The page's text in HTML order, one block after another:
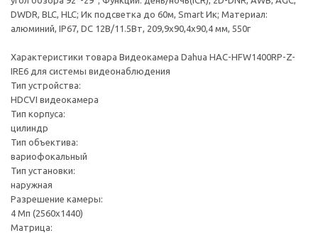
DWDR, BLC, HLC; Ик подсветка до 60м, Smart Ик; Материал:
алюминий, IP67, DC 12В/11.5Вт, 209,9x90,4x90,4 мм, 550г
Характеристики товара Видеокамера Dahua HAC-HFW1400RP-Z-
IRE6 для системы видеонаблюдения
Тип устройства:
HDCVI видеокамера
Тип корпуса:
цилиндр
Тип объектива:
вариофокальный
Тип установки:
наружная
Разрешение камеры:
4 Мп (2560x1440)
Матрица: